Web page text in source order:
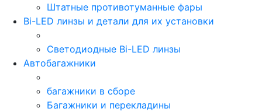
Штатные противотуманные фары
Bi-LED линзы и детали для их установки
Светодиодные Bi-LED линзы
Автобагажники
багажники в сборе
Багажники и перекладины